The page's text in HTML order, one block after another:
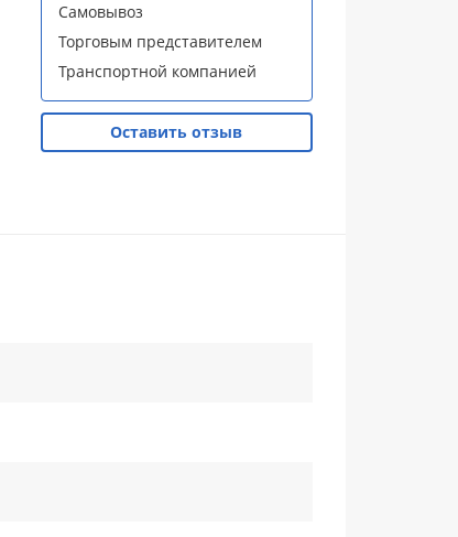
Самовывоз
Торговым представителем
Транспортной компанией
Оставить отзыв